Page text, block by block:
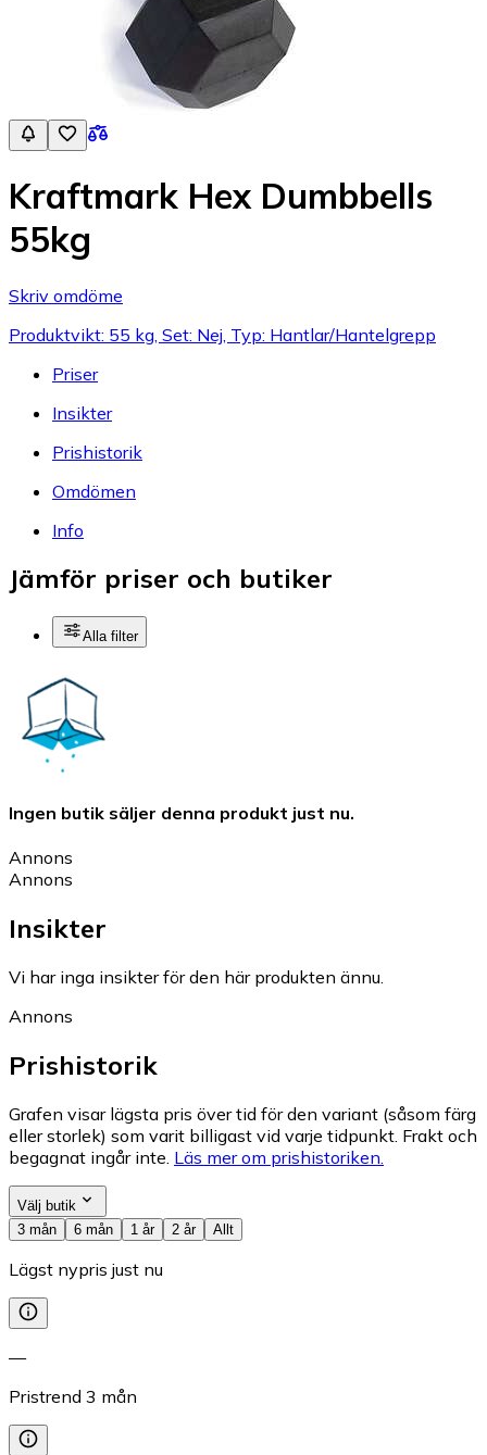
Kraftmark Hex Dumbbells
55kg
Skriv omdöme
Produktvikt: 55 kg, Set: Nej, Typ: Hantlar/Hantelgrepp
Priser
Insikter
Prishistorik
Omdömen
Info
Jämför priser och butiker
Alla filter
Ingen butik säljer denna produkt just nu.
Annons
Annons
Insikter
Vi har inga insikter för den här produkten ännu.
Annons
Prishistorik
Grafen visar lägsta pris över tid för den variant (såsom färg
eller storlek) som varit billigast vid varje tidpunkt. Frakt och
begagnat ingår inte. Läs mer om prishistoriken.
Välj butik
3 mån
6 mån 1 år 2 år Allt
Lägst nypris just nu
—
Pristrend 3 mån